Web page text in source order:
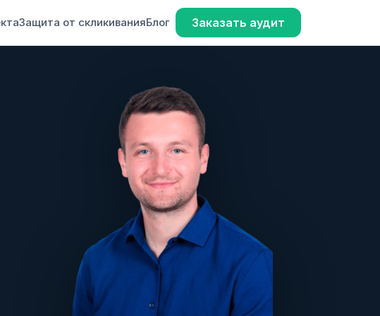
Защита от скликиванияБлог Заказать аудит